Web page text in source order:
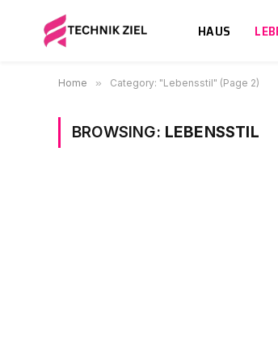
HAUS
Home » Category: "Lebensstil" (Page 2)
BROWSING: LEBENSSTIL